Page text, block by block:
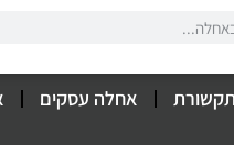
אחלה עסקים